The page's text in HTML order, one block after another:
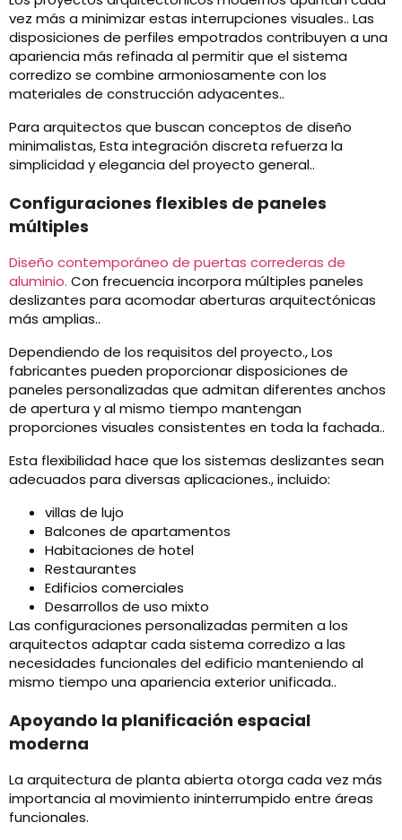
vez más a minimizar estas interrupciones visuales.. Las
disposiciones de perfiles empotrados contribuyen a una
apariencia más refinada al permitir que el sistema
corredizo se combine armoniosamente con los
materiales de construcción adyacentes..
Para arquitectos que buscan conceptos de diseño
minimalistas, Esta integración discreta refuerza la
simplicidad y elegancia del proyecto general..
Configuraciones flexibles de paneles
múltiples
Diseño contemporáneo de puertas correderas de
aluminio. Con frecuencia incorpora múltiples paneles
deslizantes para acomodar aberturas arquitectónicas
más amplias..
Dependiendo de los requisitos del proyecto., Los
fabricantes pueden proporcionar disposiciones de
paneles personalizadas que admitan diferentes anchos
de apertura y al mismo tiempo mantengan
proporciones visuales consistentes en toda la fachada..
Esta flexibilidad hace que los sistemas deslizantes sean
adecuados para diversas aplicaciones., incluido:
villas de lujo
Balcones de apartamentos
Habitaciones de hotel
Restaurantes
Edificios comerciales
Desarrollos de uso mixto
Las configuraciones personalizadas permiten a los
arquitectos adaptar cada sistema corredizo a las
necesidades funcionales del edificio manteniendo al
mismo tiempo una apariencia exterior unificada..
Apoyando la planificación espacial
moderna
La arquitectura de planta abierta otorga cada vez más
importancia al movimiento ininterrumpido entre áreas
funcionales.